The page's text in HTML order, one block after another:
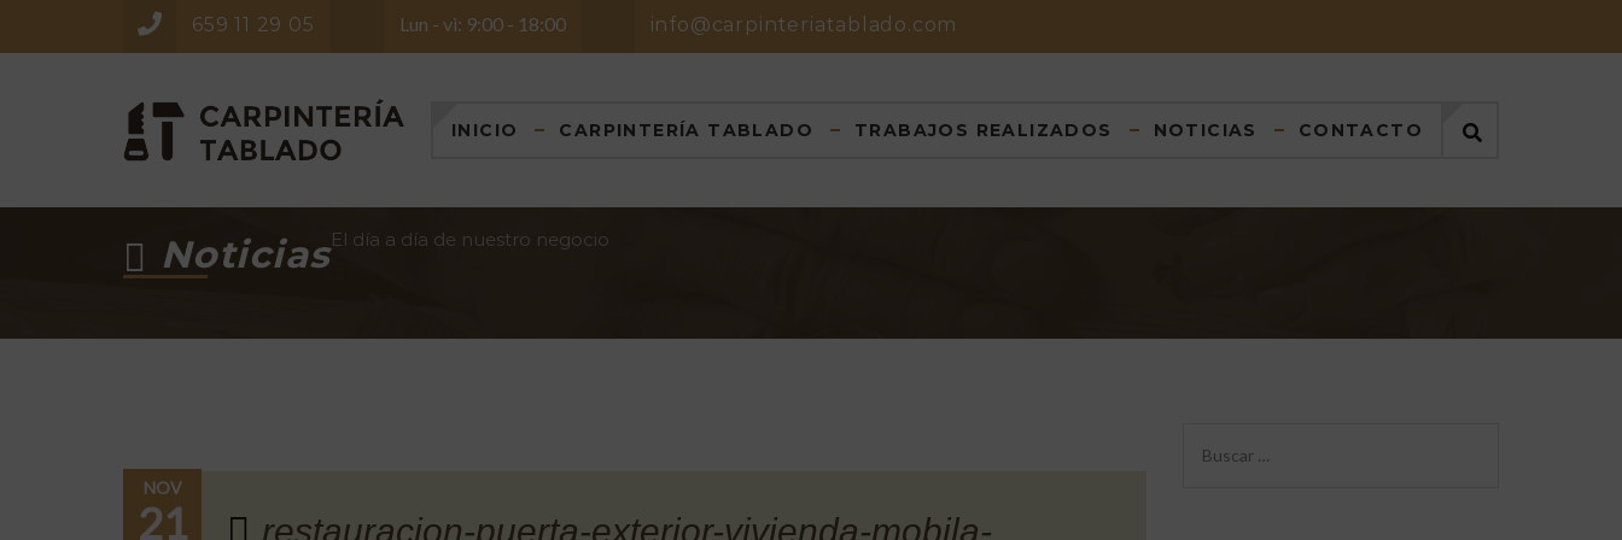
659 11 29 05 Lun - vi: 9:00 - 18:00 info@carpinteriatablado.com
INICIO CARPINTERÍA TABLADO TRABAJOS REALIZADOS NOTICIAS CONTACTO
NoticiasEl día a día de nuestro negocio
NOV
21 restauracion-puerta-exterior-vivienda-mobila-